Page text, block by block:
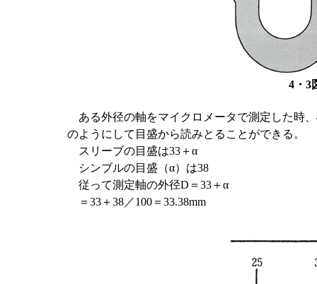
4・3
ある外径の軸をマイクロメータで測定した時、
のようにして目盛から読みとることができる。
スリーブの目盛は33＋α
シンブルの目盛（α）は38
従って測定軸の外径D＝33＋α
＝33＋38／100＝33.38mm